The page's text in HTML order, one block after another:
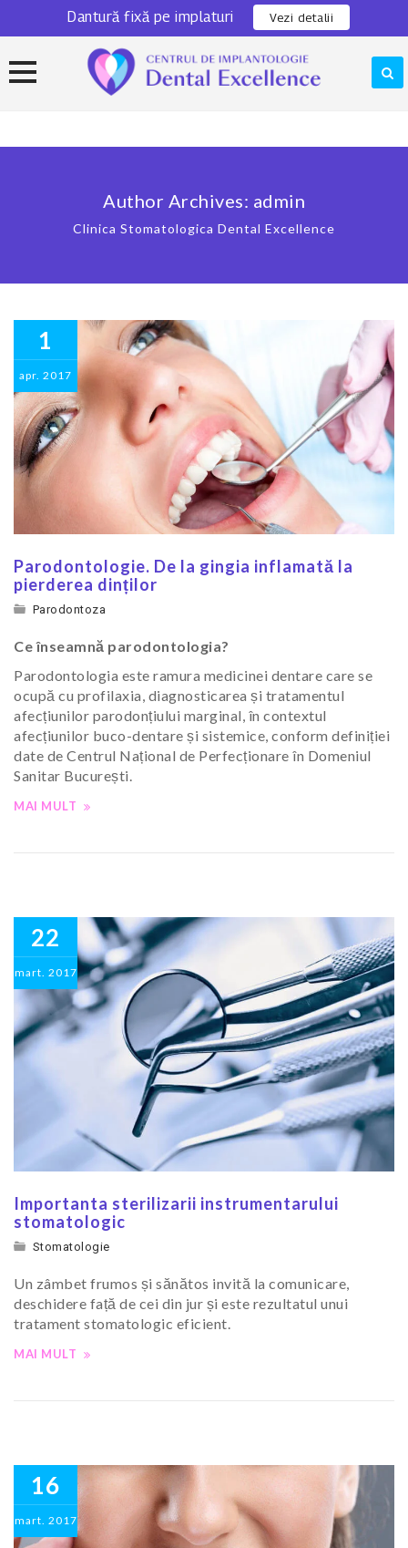
Dantură fixă pe implaturi Vezi detalii
0311 301 280 Locatie
Author Archives: admin
Clinica Stomatologica Dental Excellence
1
apr. 2017
Parodontologie. De la gingia inflamată la
pierderea dinților
Parodontoza
Ce înseamnă parodontologia?
Parodontologia este ramura medicinei dentare care se
ocupă cu profilaxia, diagnosticarea și tratamentul
afecțiunilor parodonțiului marginal, în contextul
afecțiunilor buco-dentare și sistemice, conform definiției
date de Centrul Național de Perfecționare în Domeniul
Sanitar București.
MAI MULT
22
mart. 2017
Importanta sterilizarii instrumentarului
stomatologic
Stomatologie
Un zâmbet frumos și sănătos invită la comunicare,
deschidere față de cei din jur și este rezultatul unui
tratament stomatologic eficient.
MAI MULT
16
mart. 2017